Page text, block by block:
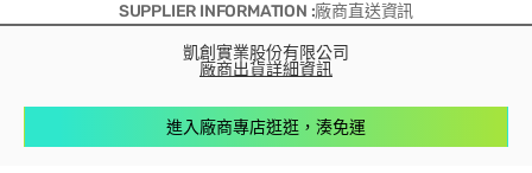
SUPPLIER INFORMATION :廠商直送資訊
凱創實業股份有限公司
廠商出貨詳細資訊
進入廠商專店逛逛，湊免運